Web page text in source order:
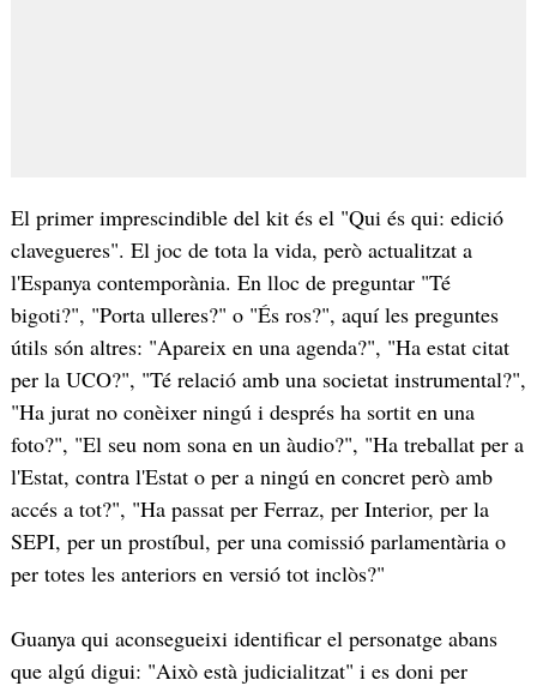
El primer imprescindible del kit és el "Qui és qui: edició
clavegueres". El joc de tota la vida, però actualitzat a
l'Espanya contemporània. En lloc de preguntar "Té
bigoti?", "Porta ulleres?" o "És ros?", aquí les preguntes
útils són altres: "Apareix en una agenda?", "Ha estat citat
per la UCO?", "Té relació amb una societat instrumental?",
"Ha jurat no conèixer ningú i després ha sortit en una
foto?", "El seu nom sona en un àudio?", "Ha treballat per a
l'Estat, contra l'Estat o per a ningú en concret però amb
accés a tot?", "Ha passat per Ferraz, per Interior, per la
SEPI, per un prostíbul, per una comissió parlamentària o
per totes les anteriors en versió tot inclòs?"
Guanya qui aconsegueixi identificar el personatge abans
que algú digui: "Això està judicialitzat" i es doni per